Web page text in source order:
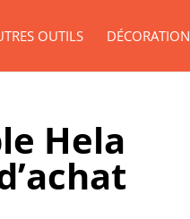
OUTILS DÉCORATION
Hela